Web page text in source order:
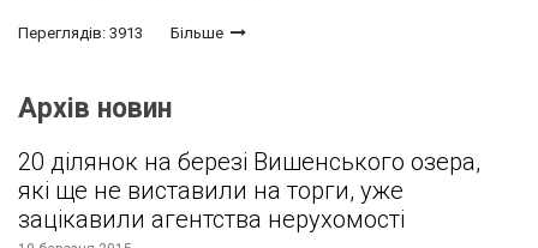
Переглядів: 3913 Більше
Архів новин
20 ділянок на березі Вишенського озера,
які ще не виставили на торги, уже
зацікавили агентства нерухомості